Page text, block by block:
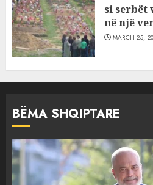
si serbët
në një
MARCH 25,
BËMA SHQIPTARE